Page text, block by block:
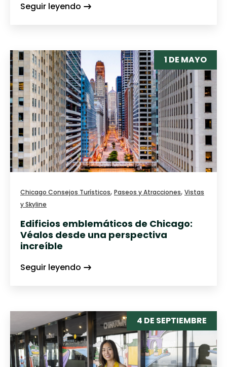
Seguir leyendo
1 DE MAYO
Chicago Consejos Turísticos, Paseos y Atracciones, Vistas
y Skyline
Edificios emblemáticos de Chicago:
Véalos desde una perspectiva
increíble
Seguir leyendo
4 DE SEPTIEMBRE